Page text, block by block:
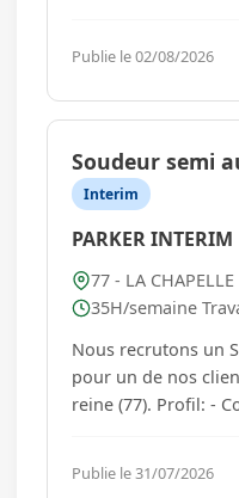
portable, vous
tournées
Publie le 02/08/2026
Soudeur semi
Interim
PARKER INTERIM
77 - LA CHAPELLE
35H/semaine
Nous recrutons un
pour un de nos
reine (77). Profil: - Compétences spécifiques:
: rigoureux,
attentionné Site est non desservi par les
Publie le 31/07/2026